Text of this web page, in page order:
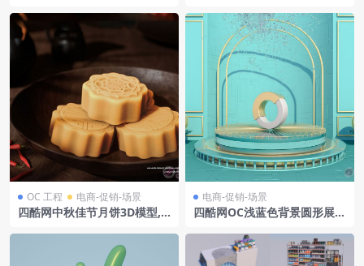
OC 工程 电商-促销-场景
四酷网中秋佳节月饼3D模型,C
电商-促销-场景
四酷网OC浅蓝色背景圆形展台
程